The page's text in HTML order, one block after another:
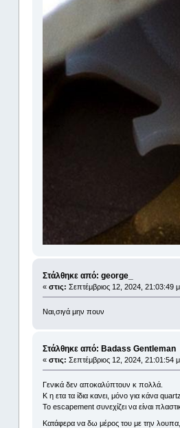
Στάλθηκε από: george_
« στις: Σεπτέμβριος 12, 2024, 21:03:49
Ναι,σιγά μην πουν
Στάλθηκε από: Badass Gentleman
« στις: Σεπτέμβριος 12, 2024, 21:01:54
Γενικά δεν αποκαλύπτουν κ πολλά.
Κ η ετα τα ίδια κανει, μόνο για κάνα
Το escapement συνεχίζει να είναι
Κατάφερα να δω μέρος του με την